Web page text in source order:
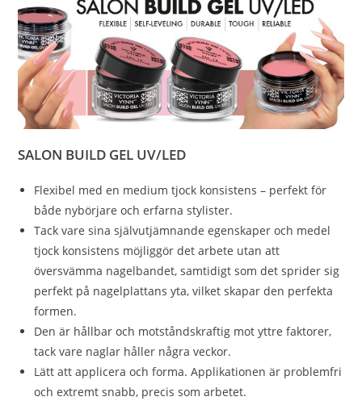
SALON BUILD GEL UV/LED
Flexibel med en medium tjock konsistens – perfekt för
både nybörjare och erfarna stylister.
Tack vare sina självutjämnande egenskaper och medel
tjock konsistens möjliggör det arbete utan att
översvämma nagelbandet, samtidigt som det sprider sig
perfekt på nagelplattans yta, vilket skapar den perfekta
formen.
Den är hållbar och motståndskraftig mot yttre faktorer,
tack vare naglar håller några veckor.
Lätt att applicera och forma. Applikationen är problemfri
och extremt snabb, precis som arbetet.